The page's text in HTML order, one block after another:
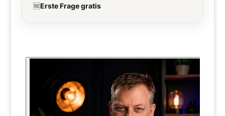
🆓Erste Frage gratis